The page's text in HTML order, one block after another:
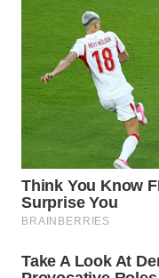
PURWAKARTA
WN
PRIANGAN
TIMUR
WN
SEMARANG
WN